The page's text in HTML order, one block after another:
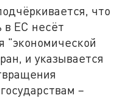
что
в ЕС несёт
"экономической
и указывается
–